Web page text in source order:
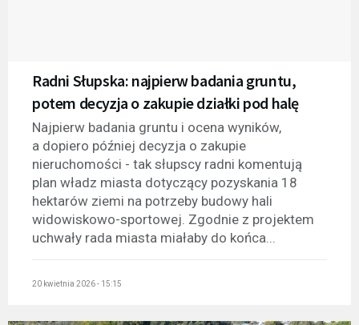
Radni Słupska: najpierw badania gruntu,
potem decyzja o zakupie działki pod halę
Najpierw badania gruntu i ocena wyników,
a dopiero później decyzja o zakupie
nieruchomości - tak słupscy radni komentują
plan władz miasta dotyczący pozyskania 18
hektarów ziemi na potrzeby budowy hali
widowiskowo-sportowej. Zgodnie z projektem
uchwały rada miasta miałaby do końca...
20 kwietnia 2026 - 15:15